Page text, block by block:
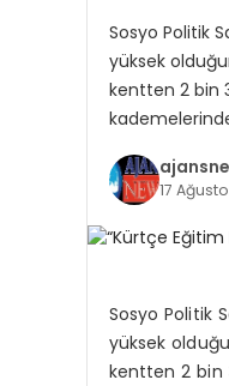
Sosyo Politik
yüksek
kentten 2 bin
17
Sosyo Politik
yüksek
kentten 2 bin